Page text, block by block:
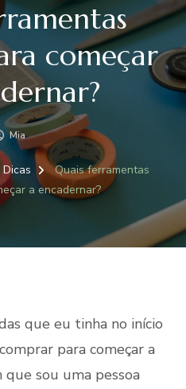
começar
Mia
Dicas
Quais ferramentas
a encadernar?
que eu tinha no início
para começar a
que sou uma pessoa